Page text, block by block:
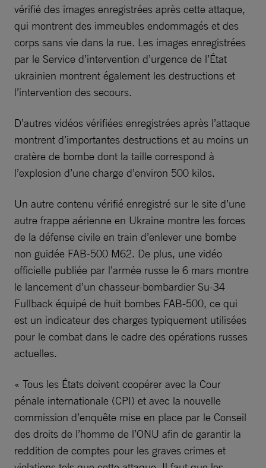
vérifié des images enregistrées après cette attaque,
qui montrent des immeubles endommagés et des
corps sans vie dans la rue. Les images enregistrées
par le Service d’intervention d’urgence de l’État
ukrainien montrent également les destructions et
l’intervention des secours.
D’autres vidéos vérifiées enregistrées après l’attaque
montrent d’importantes destructions et au moins un
cratère de bombe dont la taille correspond à
l’explosion d’une charge d’environ 500 kilos.
Un autre contenu vérifié enregistré sur le site d’une
autre frappe aérienne en Ukraine montre les forces
de la défense civile en train d’enlever une bombe
non guidée FAB-500 M62. De plus, une vidéo
officielle publiée par l’armée russe le 6 mars montre
le lancement d’un chasseur-bombardier Su-34
Fullback équipé de huit bombes FAB-500, ce qui
est un indicateur des charges typiquement utilisées
pour le combat dans le cadre des opérations russes
actuelles.
« Tous les États doivent coopérer avec la Cour
pénale internationale (CPI) et avec la nouvelle
commission d’enquête mise en place par le Conseil
des droits de l’homme de l’ONU afin de garantir la
reddition de comptes pour les graves crimes et